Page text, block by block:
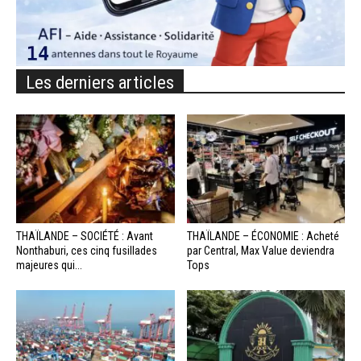
Les derniers articles
THAÏLANDE – SOCIÉTÉ : Avant
Nonthaburi, ces cinq fusillades
majeures qui...
THAÏLANDE – ÉCONOMIE : Acheté
par Central, Max Value deviendra
Tops